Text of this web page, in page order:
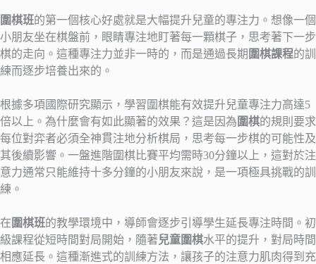
圍棋班的第一個核心好處就是大幅提升兒童的專注力。想像一個
小朋友坐在棋盤前，眼睛專注地盯著每一顆棋子，思考著下一步
棋的走向。這種專注力並非一時的，而是通過長期 圍棋課程的訓
練而逐步培養出來的。
根據多項國際研究顯示，學習圍棋能有效提升兒童專注力高達5
倍以上。為什麼會有如此顯著的效果？這是因為 圍棋的規則要求
每位對弈者必須全神貫注地分析棋局，思考每一步棋的可能性及
其後續影響。一盤進階圍棋比賽平均需時30分鐘以上，這對於注
意力通常只能維持十多分鐘的小朋友來說，是一項極具挑戰的訓
練。
在 圍棋班的教學環境中，導師會逐步引導學生延長專注時間。初
級課程從短時間對局開始，隨著兒童圍棋水平的提升，對局時間
相應延長。這種漸進式的訓練方法，讓孩子的注意力肌肉得到充